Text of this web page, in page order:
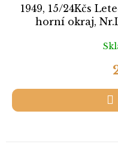
1949, 15/24Kčs
horní okraj,